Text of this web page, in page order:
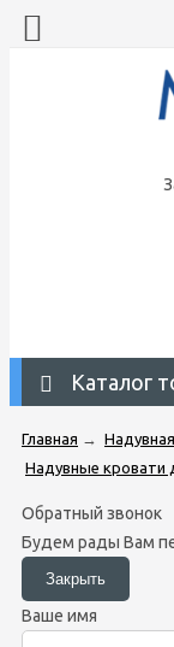
Каталог
Главная →
Надувные кровати
Обратный звонок
Будем рады Вам
Ваше имя